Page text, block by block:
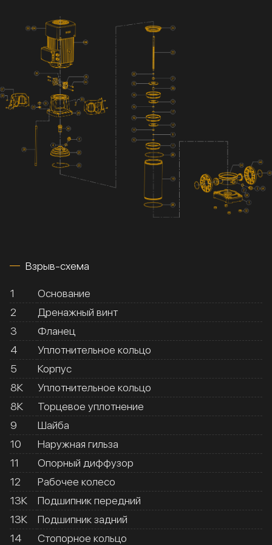
Взрыв-схема
1
Основание
2
Дренажный винт
3
Фланец
4
Уплотнительное кольцо
5
Корпус
8К
Уплотнительное кольцо
8К
Торцевое уплотнение
9
Шайба
10
Наружная гильза
11
Опорный диффузор
12
Рабочее колесо
13К
Подшипник передний
13К
Подшипник задний
14
Стопорное кольцо